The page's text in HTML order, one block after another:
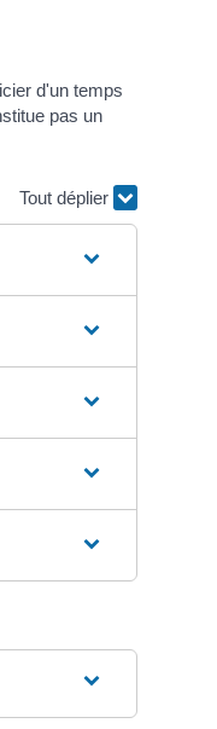
d'un temps
pas un
Tout déplier